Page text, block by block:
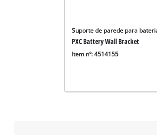
Suporte de parede para
PXC Battery Wall Bracket
Item nº: 4514155